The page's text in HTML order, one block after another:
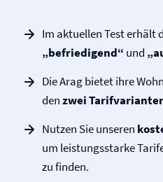
Im aktuellen Test erhält
„befriedigend“ und
Die Arag bietet ihre
denzwei
Nutzen Sie unseren
um leistungsstarke
zu finden.